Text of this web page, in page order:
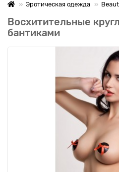
Эротическая одежда
Восхитительные
бантиками